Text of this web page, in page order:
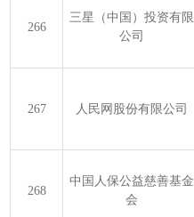
266
三星（中国）投资有限
公司
267 人民网股份有限公司
268
中国人保公益慈善基金
会